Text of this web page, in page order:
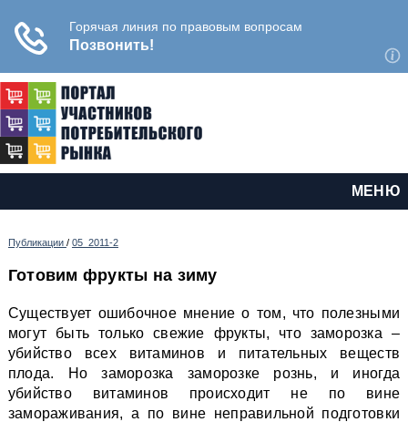
МЕНЮ
Публикации / 05_2011-2
Готовим фрукты на зиму
Существует ошибочное мнение о том, что полезными
могут быть только свежие фрукты, что заморозка –
убийство всех витаминов и питательных веществ
плода. Но заморозка заморозке рознь, и иногда
убийство витаминов происходит не по вине
замораживания, а по вине неправильной подготовки